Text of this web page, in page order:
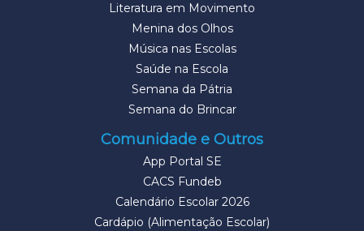
Literatura em Movimento
Menina dos Olhos
Música nas Escolas
Saúde na Escola
Semana da Pátria
Semana do Brincar
Comunidade e Outros
App Portal SE
CACS Fundeb
Calendário Escolar 2026
Cardápio (Alimentação Escolar)